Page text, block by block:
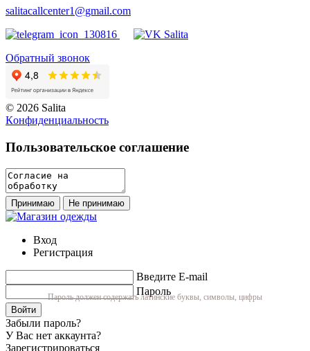
salitacallcenter1@gmail.com
Обратный звонок
© 2026 Salita
Кoнфидeнциaльнoсть
Пользовательское соглашение
Принимаю Не принимаю
Вход
Регистрация
Введите E-mail
Пароль
Пароль должен содержать латинские буквы, символы, цифры
Войти
Забыли пароль?
У Вас нет аккаунта?
Зарегистрироваться